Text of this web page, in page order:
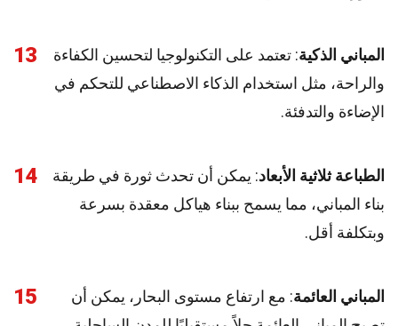
13 المباني الذكية: تعتمد على التكنولوجيا لتحسين الكفاءة
والراحة، مثل استخدام الذكاء الاصطناعي للتحكم في
الإضاءة والتدفئة.
14 الطباعة ثلاثية الأبعاد: يمكن أن تحدث ثورة في طريقة
بناء المباني، مما يسمح ببناء هياكل معقدة بسرعة
وبتكلفة أقل.
15 المباني العائمة: مع ارتفاع مستوى البحار، يمكن أن